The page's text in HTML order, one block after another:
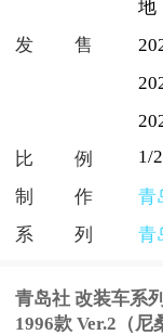
地
发售
比例
1/
制作
青
系列
青
青岛社 改装车系
1996款 Ver.2（尼